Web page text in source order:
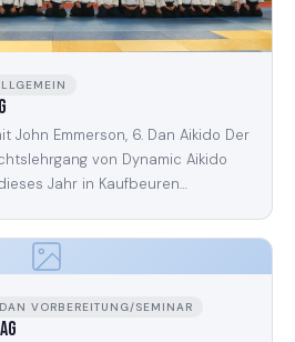
John Emmerson, 6. Dan Aikido Der
von Dynamic Aikido
Jahr in Kaufbeuren…
DAN VORBEREITUNG/SEMINAR